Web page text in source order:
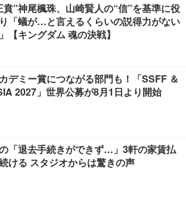
賁”神尾楓珠、山崎賢人の“信”を基準に役
「蟻が…と言えるくらいの説得力がない
【キングダム 魂の決戦】
デミー賞につながる部門も！「SSFF ＆
2027」世界公募が8月1日より開始
「退去手続きができず…」3軒の家賃払
ける スタジオからは驚きの声